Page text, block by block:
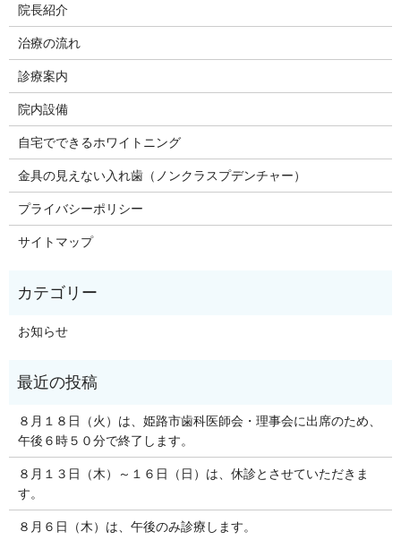
院長紹介
治療の流れ
診療案内
院内設備
自宅でできるホワイトニング
金具の見えない入れ歯（ノンクラスプデンチャー）
プライバシーポリシー
サイトマップ
お知らせ
８月１８日（火）は、姫路市歯科医師会・理事会に出席のため、
午後６時５０分で終了します。
８月１３日（木）～１６日（日）は、休診とさせていただきま
す。
８月６日（木）は、午後のみ診療します。